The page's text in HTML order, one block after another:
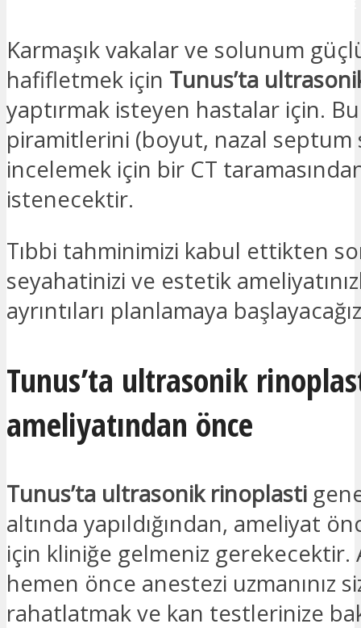
Karmaşık vakalar ve solunum
hafifletmek için Tunus’ta
yaptırmak isteyen hastalar için.
piramitlerini (boyut, nazal septum
incelemek için bir CT
istenecektir.
Tıbbi tahminimizi kabul ettikten
seyahatinizi ve estetik
ayrıntıları planlamaya
Tunus’ta ultrasonik
ameliyatından önce
Tunus’ta ultrasonik rinoplasti
altında yapıldığından, ameliyat
için kliniğe gelmeniz gerekecektir.
hemen önce anestezi uzmanınız
rahatlatmak ve kan testlerinize